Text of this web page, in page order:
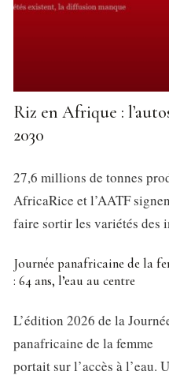
Riz en Afrique :
2030
27,6 millions de tonnes
AfricaRice et l’AATF
faire sortir les variétés des
Journée panafricaine de la
: 64 ans, l’eau au centre
L’édition 2026 de la
panafricaine de la femme
portait sur l’accès à l’eau.